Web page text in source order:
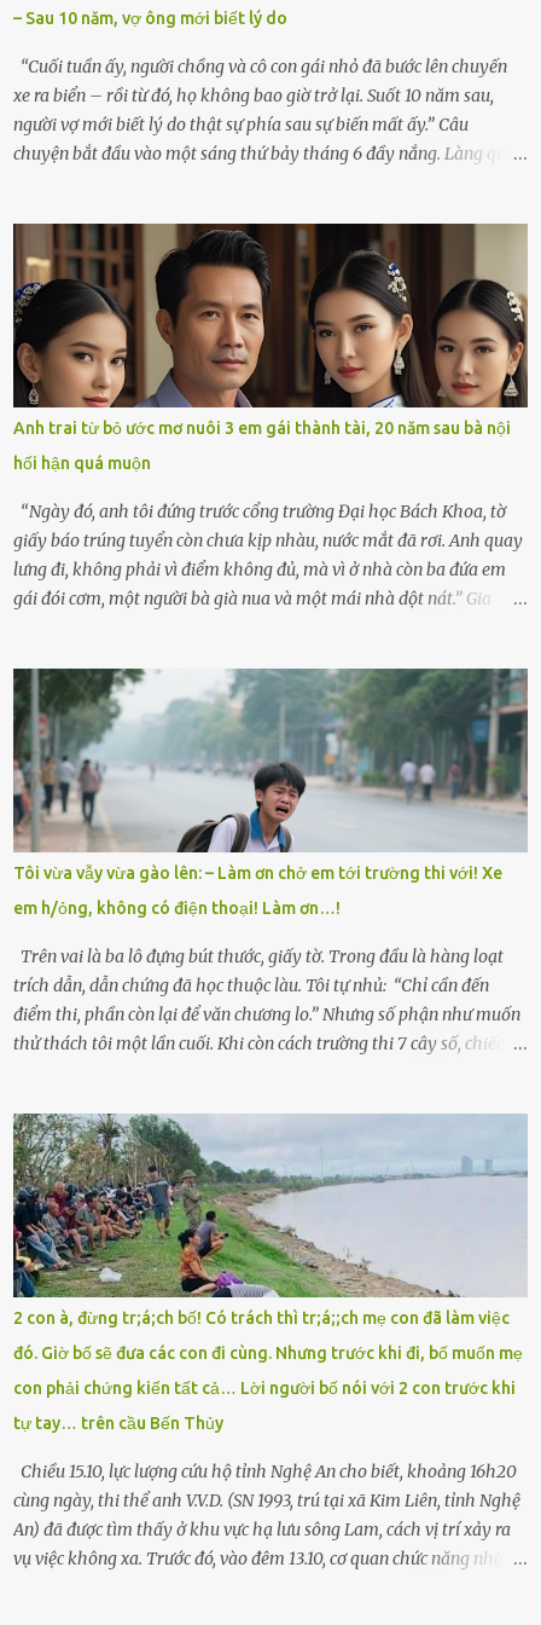
cúi xuống lau chùi bát hương, một luồng gió lạ thoáng qua, khiến
tôi giật mình. Và rồi, một chuyện kinh...
– Sau 10 năm, vợ ông mới biết lý do
“Cuối tuần ấy, người chồng và cô con gái nhỏ đã bước lên chuyến
xe ra biển – rồi từ đó, họ không bao giờ trở lại. Suốt 10 năm sau,
người vợ mới biết lý do thật sự phía sau sự biến mất ấy.” Câu
chuyện bắt đầu vào một sáng thứ bảy tháng 6 đầy nắng. Làng quê
không kém. Ông Minh, vốn là một người đàn ông điềm đạm, ít nói,
hôm ấy lại đặc biệt vui vẻ. Ông chuẩn bị hành lý cho chuyến đi biển
cùng cô con gái 8 tuổi tên Thảo. “Em ở nhà nghỉ ngơi nhé, anh đưa
con đi biển hai ngày, để nó được ngắm sóng, nghịch cát. Về chắc nó
sẽ kể cho em nghe cả tuần không hết chuyện.” – Ông Minh cười
hiền, vuốt tóc vợ. Bà Hạnh nhìn chồng và con gái ríu rít chuẩn bị mà
lòng cũng rộn ràng. Bà vốn ít có dịp đi xa vì còn bận buôn bán ở chợ,
nên lần này cũng đành ở nhà. Thảo ôm chầm lấy mẹ trước khi đi:
“Con sẽ nhặt thật nhiều vỏ sò cho mẹ nhé!” Chiếc xe khách lăn
bánh rời khỏi bến...
Anh trai từ bỏ ước mơ nuôi 3 em gái thành tài, 20 năm sau bà nội
hối hận quá muộn
“Ngày đó, anh tôi đứng trước cổng trường Đại học Bách Khoa, tờ
giấy báo trúng tuyển còn chưa kịp nhàu, nước mắt đã rơi. Anh quay
lưng đi, không phải vì điểm không đủ, mà vì ở nhà còn ba đứa em
gái đói cơm, một người bà già nua và một mái nhà dột nát.” Gia
có tin tức. Mọi gánh nặng đổ dồn lên đôi vai gầy guộc của bà nội –
cụ Nguyễn Thị Đào – và cậu con trai cả là Trí, lúc đó mới chỉ 17 tuổi.
Trí là học sinh giỏi toàn huyện, học lớp 12 nhưng đã biết làm ruộng,
làm thuê, biết đi cày thuê từ 4h sáng rồi lại tất tả về đi học. Người
trong làng thương lắm, bảo: “Thằng Trí học giỏi mà hiền, sau này
nên ông này bà nọ đó!” Trí có ba cô em gái: Mai, Lan và Hương – ba
cái tên mẹ đặt lúc còn sống, mong tụi nhỏ sau này như hoa mai nở
giữa mùa đông. Nhưng hoa có đẹp mấy cũng cần đất màu, mà nhà
thì chỉ toàn đất sỏi đá và khốn khó. Năm đó, Trí đỗ Đại học Bách
Khoa Hà...
Tôi vừa vẫy vừa gào lên: – Làm ơn chở em tới trường thi với! Xe
em h/ỏng, không có điện thoại! Làm ơn…!
Trên vai là ba lô đựng bút thước, giấy tờ. Trong đầu là hàng loạt
trích dẫn, dẫn chứng đã học thuộc làu. Tôi tự nhủ: “Chỉ cần đến
điểm thi, phần còn lại để văn chương lo.” Nhưng số phận như muốn
thử thách tôi một lần cuối. Khi còn cách trường thi 7 cây số, chiếc xe
sực nhớ – điện thoại đang sạc, sáng nay quên mang theo! Giữa con
đường thưa thớt người qua lại, tôi hoảng loạn vẫy tay xin đi nhờ. –
Chú ơi, cháu đi thi, xe hỏng rồi! Làm ơn cho cháu đi nhờ với! – Cô ơi,
giúp cháu với, cháu không có điện thoại… Người thì lắc đầu. Người
thì tăng ga tránh xa như né một kẻ lừa đảo. Tôi gào lên giữa đường
như một kẻ mất trí. Vô ích. 6h10. Còn hơn 30 phút nữa. Trong đầu
tôi chỉ có một lựa chọn duy nhất: chạy. Tôi quăng xe vào vệ đường,
rút tờ giấy báo dự thi nhét túi áo, đeo ba lô và chạy . Chạy miết.
Chạy không ngừng. Qua ngã...
2 con à, đừng tr;á;ch bố! Có trách thì tr;á;;ch mẹ con đã làm việc
đó. Giờ bố sẽ đưa các con đi cùng. Nhưng trước khi đi, bố muốn mẹ
con phải chứng kiến tất cả… Lời người bố nói với 2 con trước khi
tự tay… trên cầu Bến Thủy
Chiều 15.10, lực lượng cứu hộ tỉnh Nghệ An cho biết, khoảng 16h20
cùng ngày, thi thể anh V.V.D. (SN 1993, trú tại xã Kim Liên, tỉnh Nghệ
An) đã được tìm thấy ở khu vực hạ lưu sông Lam, cách vị trí xảy ra
vụ việc không xa. Trước đó, vào đêm 13.10, cơ quan chức năng nhận